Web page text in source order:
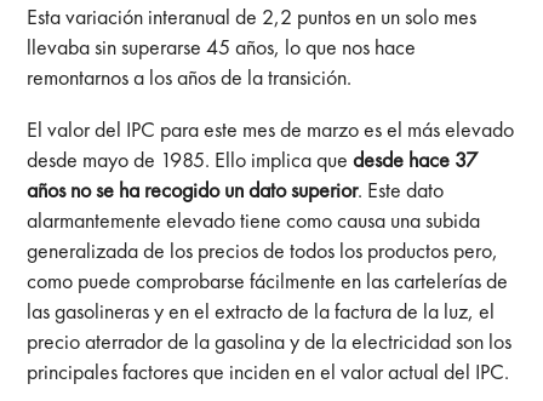
Esta variación interanual de 2,2 puntos en un solo mes
llevaba sin superarse 45 años, lo que nos hace
remontarnos a los años de la transición.
El valor del IPC para este mes de marzo es el más elevado
desde mayo de 1985. Ello implica quedesde hace 37
años no se ha recogido un dato superior. Este dato
alarmantemente elevado tiene como causa una subida
generalizada de los precios de todos los productos pero,
como puede comprobarse fácilmente en las cartelerías de
las gasolineras y en el extracto de la factura de la luz, el
precio aterrador de la gasolina y de la electricidad son los
principales factores que inciden en el valor actual del IPC.